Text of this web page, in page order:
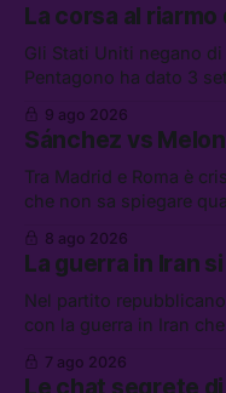
La corsa al
Gli Stati Uniti negano
Pentagono ha dato 3
continuerà ad usare i
La Russa, e la centrale
9 ago 2026
Sánchez vs
Tra Madrid e Roma è
che non sa spiegare
di difesa tra Arabia
carburante irregolare, e
8 ago 2026
La guerra in Iran
Nel partito
con la guerra in Iran
lavoro, Schlein prova a
7 ago 2026
Le chat segrete